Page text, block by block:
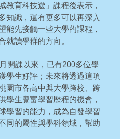
教育科技遊」課程後表示，
知識，還有更多可以再深入
能先接觸一些大學的課程，
就讀學群的方向。
開課以來，已有200多位學
學生好評；未來將透過這項
園市各高中與大學跨校、跨
學生豐富學習歷程的機會，
學習的能力，成為自發學習
同的屬性與學科領域，幫助